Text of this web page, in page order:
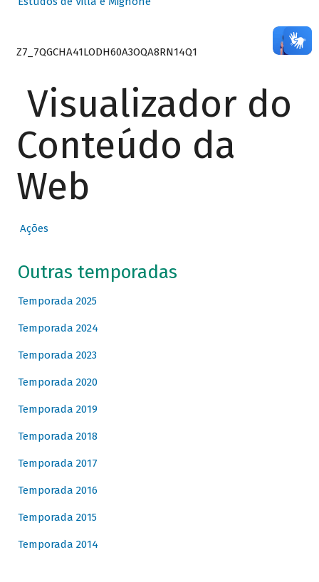
Z7_7QGCHA41LODH60A3OQA8RN14Q1
Visualizador do
Conteúdo da
Web
Ações
Outras temporadas
Temporada 2025
Temporada 2024
Temporada 2023
Temporada 2020
Temporada 2019
Temporada 2018
Temporada 2017
Temporada 2016
Temporada 2015
Temporada 2014